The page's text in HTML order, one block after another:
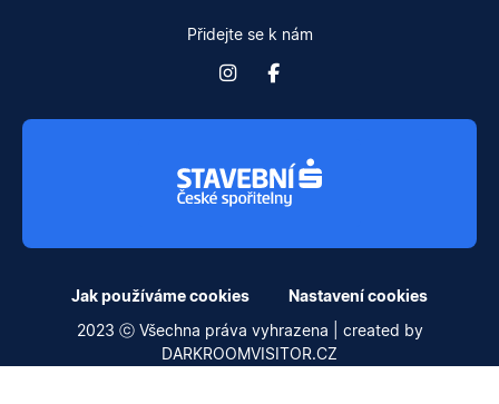
Přidejte se k nám
Jak používáme cookies
Nastavení cookies
2023 ⓒ Všechna práva vyhrazena | created by
DARKROOMVISITOR.CZ